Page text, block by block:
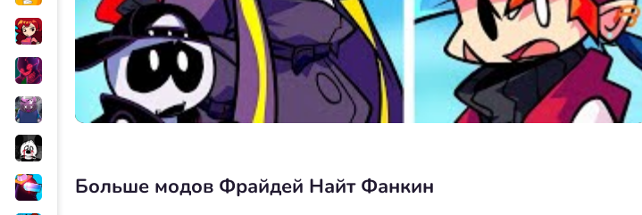
Больше модов Фрайдей Найт Фанкин